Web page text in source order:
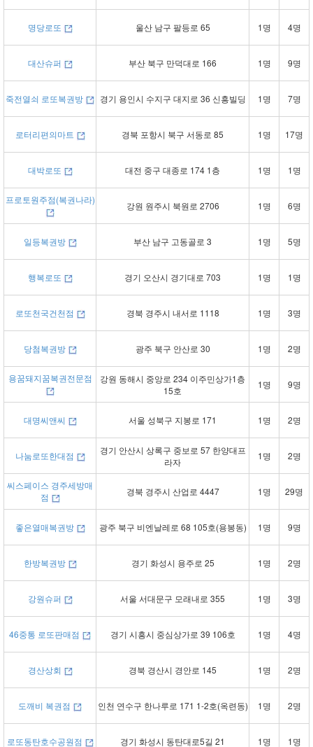
명당로또 울산 남구 팔등로 65 1명 4명
대산슈퍼 부산 북구 만덕대로 166 1명 9명
죽전열쇠 로또복권방 경기 용인시 수지구 대지로 36 신흥빌딩 1명 7명
로터리편의마트 경북 포항시 북구 서동로 85 1명 17명
대박로또 대전 중구 대종로 174 1층 1명 1명
프로토원주점(복권나라)
강원 원주시 북원로 2706 1명 6명
일등복권방 부산 남구 고동골로 3 1명 5명
행복로또 경기 오산시 경기대로 703 1명 1명
로또천국건천점 경북 경주시 내서로 1118 1명 3명
당첨복권방 광주 북구 안산로 30 1명 2명
용꿈돼지꿈복권전문점
강원 동해시 중앙로 234 이주민상가1층
15호
1명 9명
대명씨앤씨 서울 성북구 지봉로 171 1명 2명
나눔로또한대점
경기 안산시 상록구 중보로 57 한양대프
라자
1명 2명
씨스페이스 경주세방매
점
경북 경주시 산업로 4447 1명 29명
좋은열매복권방 광주 북구 비엔날레로 68 105호(용봉동) 1명 9명
한방복권방 경기 화성시 용주로 25 1명 2명
강원슈퍼 서울 서대문구 모래내로 355 1명 3명
46중통 로또판매점 경기 시흥시 중심상가로 39 106호 1명 4명
경산상회 경북 경산시 경안로 145 1명 2명
도깨비 복권점 인천 연수구 한나루로 171 1-2호(옥련동) 1명 2명
로또동탄호수공원점 경기 화성시 동탄대로5길 21 1명 1명